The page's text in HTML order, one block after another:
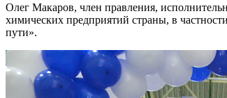
Олег Макаров, член правления,
химических предприятий страны, в
пути».